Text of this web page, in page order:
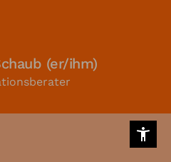
(er/ihm)